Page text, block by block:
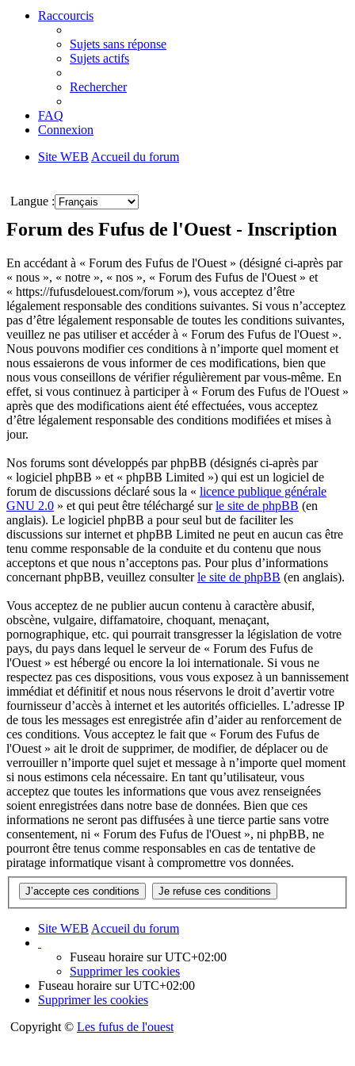
Raccourcis
Sujets sans réponse
Sujets actifs
Rechercher
FAQ
Connexion
Site WEB Accueil du forum
Langue :
Forum des Fufus de l'Ouest - Inscription
En accédant à « Forum des Fufus de l'Ouest » (désigné ci-après par
« nous », « notre », « nos », « Forum des Fufus de l'Ouest » et
« https://fufusdelouest.com/forum »), vous acceptez d’être
légalement responsable des conditions suivantes. Si vous n’acceptez
pas d’être légalement responsable de toutes les conditions suivantes,
veuillez ne pas utiliser et accéder à « Forum des Fufus de l'Ouest ».
Nous pouvons modifier ces conditions à n’importe quel moment et
nous essaierons de vous informer de ces modifications, bien que
nous vous conseillons de vérifier régulièrement par vous-même. En
effet, si vous continuez à participer à « Forum des Fufus de l'Ouest »
après que des modifications aient été effectuées, vous acceptez
d’être légalement responsable des conditions modifiées et mises à
jour.
Nos forums sont développés par phpBB (désignés ci-après par
« logiciel phpBB » et « phpBB Limited ») qui est un logiciel de
forum de discussions déclaré sous la « licence publique générale
GNU 2.0 » et qui peut être téléchargé surle site de phpBB (en
anglais). Le logiciel phpBB a pour seul but de faciliter les
discussions sur internet et phpBB Limited ne peut en aucun cas être
tenu comme responsable de la conduite et du contenu que nous
acceptons et que nous n’acceptons pas. Pour plus d’informations
concernant phpBB, veuillez consulterle site de phpBB (en anglais).
Vous acceptez de ne publier aucun contenu à caractère abusif,
obscène, vulgaire, diffamatoire, choquant, menaçant,
pornographique, etc. qui pourrait transgresser la législation de votre
pays, du pays dans lequel le serveur de « Forum des Fufus de
l'Ouest » est hébergé ou encore la loi internationale. Si vous ne
respectez pas ces dispositions, vous vous exposez à un bannissement
immédiat et définitif et nous nous réservons le droit d’avertir votre
fournisseur d’accès à internet et les autorités officielles. L’adresse IP
de tous les messages est enregistrée afin d’aider au renforcement de
ces conditions. Vous acceptez le fait que « Forum des Fufus de
l'Ouest » ait le droit de supprimer, de modifier, de déplacer ou de
verrouiller n’importe quel sujet et message à n’importe quel moment
si nous estimons cela nécessaire. En tant qu’utilisateur, vous
acceptez que toutes les informations que vous avez renseignées
soient enregistrées dans notre base de données. Bien que ces
informations ne seront pas diffusées à une tierce partie sans votre
consentement, ni « Forum des Fufus de l'Ouest », ni phpBB, ne
pourront être tenus comme responsables en cas de tentative de
piratage informatique visant à compromettre vos données.
Site WEB Accueil du forum
Fuseau horaire surUTC+02:00
Supprimer les cookies
Fuseau horaire surUTC+02:00
Supprimer les cookies
Copyright © Les fufus de l'ouest